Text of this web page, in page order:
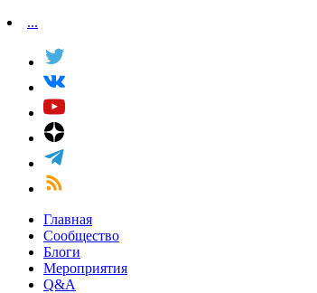
...
Главная
Сообщество
Блоги
Мероприятия
Q&A